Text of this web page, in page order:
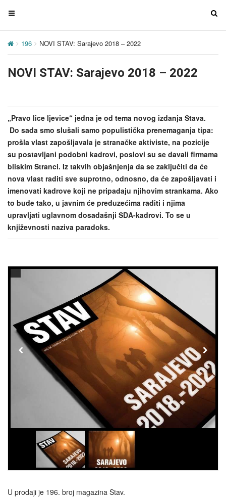
T
g
e
i
g
a
t
i
o
n
T
g
t
o
n
196 NOVI STAV: Sarajevo 2018 – 2022
NOVI STAV: Sarajevo 2018 – 2022
„Pravo lice ljevice“ jedna je od tema novog izdanja Stava.
Do sada smo slušali samo populistička prenemaganja tipa:
prošla vlast zapošljavala je stranačke aktiviste, na pozicije
su postavljani podobni kadrovi, poslovi su se davali firmama
bliskim Stranci. Iz takvih objašnjenja da se zaključiti da će
nova vlast raditi sve suprotno, odnosno, da će zapošljavati i
imenovati kadrove koji ne pripadaju njihovim strankama. Ako
to bude tako, u javnim će preduzećima raditi i njima
upravljati uglavnom dosadašnji SDA-kadrovi. To se u
književnosti naziva paradoks.
U prodaji je 196. broj magazina Stav.